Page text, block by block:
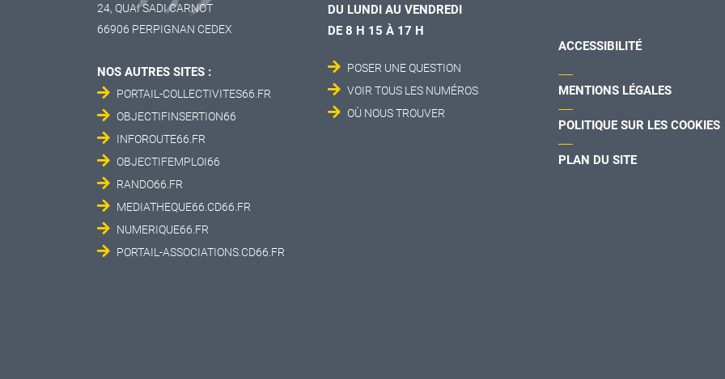
24, QUAI SADI CARNOT
66906 PERPIGNAN CEDEX
NOS AUTRES SITES :
PORTAIL-COLLECTIVITES66.FR
OBJECTIFINSERTION66
INFOROUTE66.FR
OBJECTIFEMPLOI66
RANDO66.FR
MEDIATHEQUE66.CD66.FR
NUMERIQUE66.FR
PORTAIL-ASSOCIATIONS.CD66.FR
DU LUNDI AU VENDREDI
DE 8 H 15 À 17 H
POSER UNE QUESTION
VOIR TOUS LES NUMÉROS
OÙ NOUS TROUVER
ACCESSIBILITÉ
MENTIONS LÉGALES
POLITIQUE SUR LES COOKIES
PLAN DU SITE